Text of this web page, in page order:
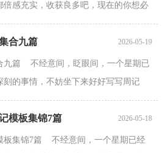
倍感充实，收获良多吧，现在的你想必
写周记吧。那么写周记需要注意哪...
合九篇 2026-05-19
九篇 不经意间，眨眼间，一个星期已
刻的事情，不妨坐下来好好写写周记
什么样的？下面是小编收集整理的...
模板集锦7篇 2026-05-18
板集锦7篇 不经意间，一个星期已经